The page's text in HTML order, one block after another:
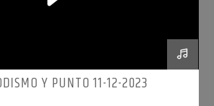
Y PUNTO 11-12-2023